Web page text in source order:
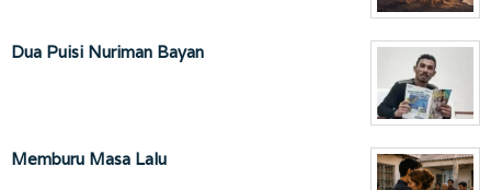
Dua Puisi Nuriman Bayan
Memburu Masa Lalu